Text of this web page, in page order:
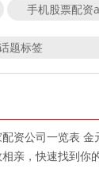
手机股票配资
题标签
资公司一览表 金
亲，快速找到你